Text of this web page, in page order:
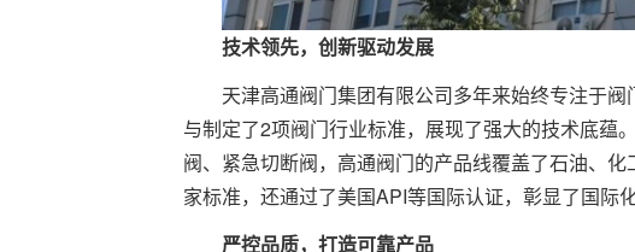
技术领先，创新驱动发展
天津高通阀门集团有限公司多年来始终专注于
与制定了2项阀门行业标准，展现了强大的技术底蕴
阀、紧急切断阀，高通阀门的产品线覆盖了石油、
家标准，还通过了美国API等国际认证，彰显了国际化
严控品质，打造可靠产品